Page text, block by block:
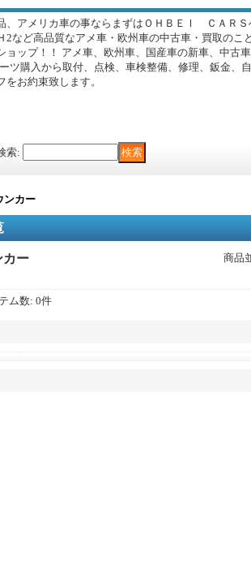
、アメリカ車の事ならまずはＯＨＢＥＩ ＣＡＲ
2など高品質なアメ車・欧州車の中古車・買取の
ョップ！！ アメ車、欧州車、国産車の新車、中古
ツ購入から取付、点検、車検整備、修理、鈑金、
お約束致します。
索:
ンカー
カー 商品
ム数: 0件